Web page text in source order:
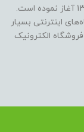
فروشگاه الکترونیک سنتر ، فعالیتش را از سال 1395 آغاز نموده است.
اینترنتی بسیار
الکترونیک